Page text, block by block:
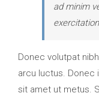
ad minim
Donec volutpat
arcu luctus. Donec
sit amet ut metus.